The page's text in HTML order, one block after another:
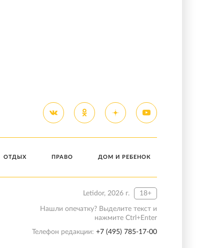
ОТДЫХ ПРАВО ДОМ И РЕБЕНОК
Letidor, 2026 г. 18+
Нашли опечатку? Выделите текст и
нажмите Ctrl+Enter
Телефон редакции: +7 (495) 785-17-00